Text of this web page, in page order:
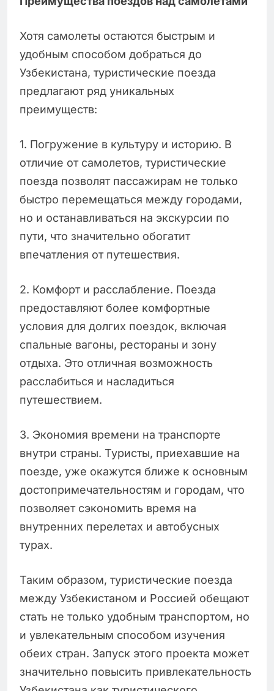
Хотя самолеты остаются быстрым и
удобным способом добраться до
Узбекистана, туристические поезда
предлагают ряд уникальных
преимуществ:
1. Погружение в культуру и историю. В
отличие от самолетов, туристические
поезда позволят пассажирам не только
быстро перемещаться между городами,
но и останавливаться на экскурсии по
пути, что значительно обогатит
впечатления от путешествия.
2. Комфорт и расслабление. Поезда
предоставляют более комфортные
условия для долгих поездок, включая
спальные вагоны, рестораны и зону
отдыха. Это отличная возможность
расслабиться и насладиться
путешествием.
3. Экономия времени на транспорте
внутри страны. Туристы, приехавшие на
поезде, уже окажутся ближе к основным
достопримечательностям и городам, что
позволяет сэкономить время на
внутренних перелетах и автобусных
турах.
Таким образом, туристические поезда
между Узбекистаном и Россией обещают
стать не только удобным транспортом, но
и увлекательным способом изучения
обеих стран. Запуск этого проекта может
значительно повысить привлекательность